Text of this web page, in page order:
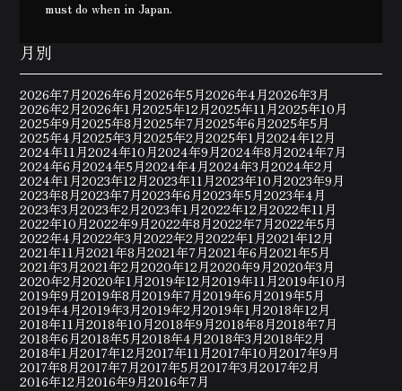
must do when in Japan.
月別
2026年7月2026年6月2026年5月2026年4月2026年3月
2026年2月2026年1月2025年12月2025年11月2025年10月
2025年9月2025年8月2025年7月2025年6月2025年5月
2025年4月2025年3月2025年2月2025年1月2024年12月
2024年11月2024年10月2024年9月2024年8月2024年7月
2024年6月2024年5月2024年4月2024年3月2024年2月
2024年1月2023年12月2023年11月2023年10月2023年9月
2023年8月2023年7月2023年6月2023年5月2023年4月
2023年3月2023年2月2023年1月2022年12月2022年11月
2022年10月2022年9月2022年8月2022年7月2022年5月
2022年4月2022年3月2022年2月2022年1月2021年12月
2021年11月2021年8月2021年7月2021年6月2021年5月
2021年3月2021年2月2020年12月2020年9月2020年3月
2020年2月2020年1月2019年12月2019年11月2019年10月
2019年9月2019年8月2019年7月2019年6月2019年5月
2019年4月2019年3月2019年2月2019年1月2018年12月
2018年11月2018年10月2018年9月2018年8月2018年7月
2018年6月2018年5月2018年4月2018年3月2018年2月
2018年1月2017年12月2017年11月2017年10月2017年9月
2017年8月2017年7月2017年5月2017年3月2017年2月
2016年12月2016年9月2016年7月